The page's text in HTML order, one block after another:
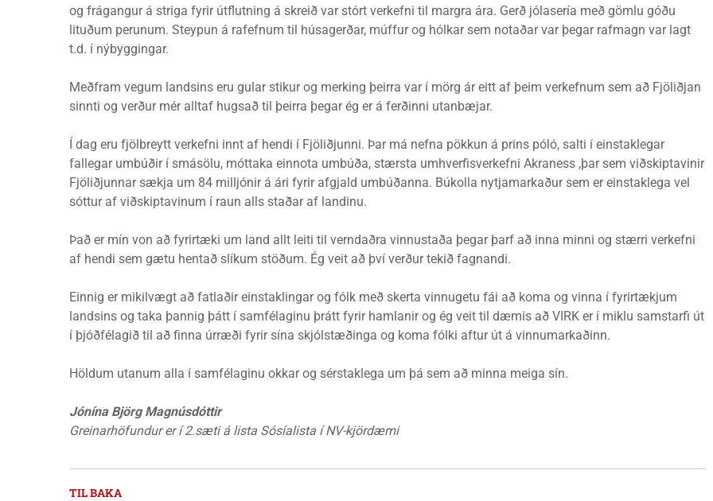
og frágangur á striga fyrir útflutning á skreið var stórt verkefni til margra ára. Gerð jólasería með gömlu góðu
lituðum perunum. Steypun á rafefnum til húsagerðar, múffur og hólkar sem notaðar var þegar rafmagn var lagt
t.d. í nýbyggingar.
Meðfram vegum landsins eru gular stikur og merking þeirra var í mörg ár eitt af þeim verkefnum sem að Fjöliðjan
sinnti og verður mér alltaf hugsað til þeirra þegar ég er á ferðinni utanbæjar.
Í dag eru fjölbreytt verkefni innt af hendi í Fjöliðjunni. Þar má nefna pökkun á prins póló, salti í einstaklegar
fallegar umbúðir í smásölu, móttaka einnota umbúða, stærsta umhverfisverkefni Akraness ,þar sem viðskiptavinir
Fjöliðjunnar sækja um 84 milljónir á ári fyrir afgjald umbúðanna. Búkolla nytjamarkaður sem er einstaklega vel
sóttur af viðskiptavinum í raun alls staðar af landinu.
Það er mín von að fyrirtæki um land allt leiti til verndaðra vinnustaða þegar þarf að inna minni og stærri verkefni
af hendi sem gætu hentað slíkum stöðum. Ég veit að því verður tekið fagnandi.
Einnig er mikilvægt að fatlaðir einstaklingar og fólk með skerta vinnugetu fái að koma og vinna í fyrirtækjum
landsins og taka þannig þátt í samfélaginu þrátt fyrir hamlanir og ég veit til dæmis að VIRK er í miklu samstarfi út
í þjóðfélagið til að finna úrræði fyrir sína skjólstæðinga og koma fólki aftur út á vinnumarkaðinn.
Höldum utanum alla í samfélaginu okkar og sérstaklega um þá sem að minna meiga sín.
Jónína Björg Magnúsdóttir
Greinarhöfundur er í 2.sæti á lista Sósíalista í NV-kjördæmi
TIL BAKA